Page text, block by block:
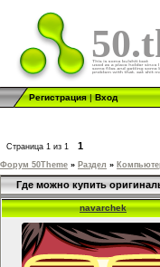
Регистрация|Вход
Страница 1 из 1 1
Форум 50Theme » Раздел »
Где можно купить
navarchek